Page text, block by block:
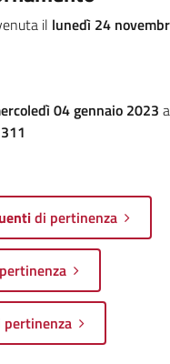
il lunedì 24
04 gennaio 2023
di pertinenza
pertinenza